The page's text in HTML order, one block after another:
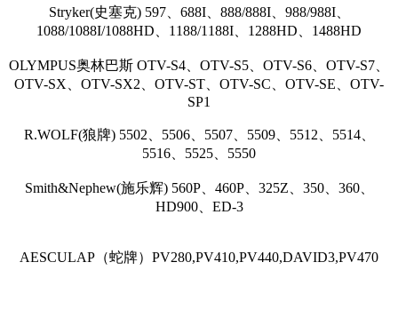
Stryker(史塞克) 597、688I、888/888I、988/988I、
1088/1088I/1088HD、1188/1188I、1288HD、1488HD
OLYMPUS奥林巴斯 OTV-S4、OTV-S5、OTV-S6、OTV-S7、
OTV-SX、OTV-SX2、OTV-ST、OTV-SC、OTV-SE、OTV-
SP1
R.WOLF(狼牌) 5502、5506、5507、5509、5512、5514、
5516、5525、5550
Smith&Nephew(施乐辉) 560P、460P、325Z、350、360、
HD900、ED-3
AESCULAP（蛇牌）PV280,PV410,PV440,DAVID3,PV470